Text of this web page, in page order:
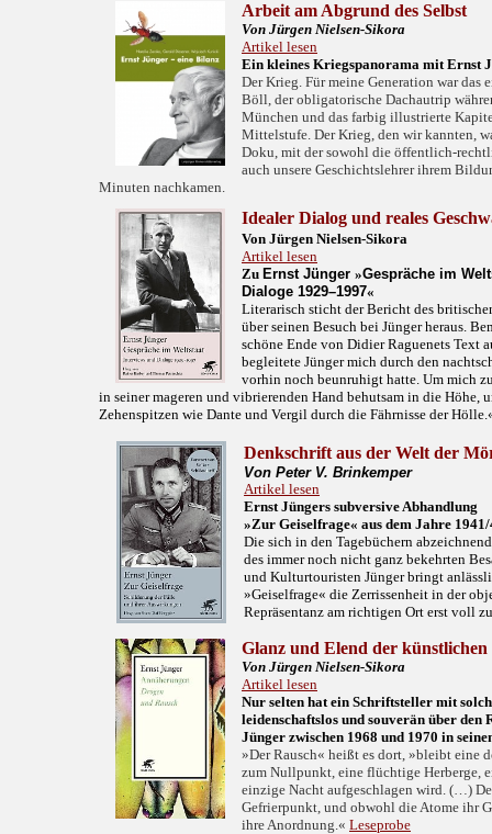
Arbeit am Abgrund des Selbst
Von Jürgen Nielsen-Sikora
Artikel lesen
Ein kleines Kriegspanorama mit Ernst
Der Krieg. Für meine Generation war das
Böll, der obligatorische Dachautrip
München und das farbig illustrierte
Mittelstufe. Der Krieg, den wir kannten,
Doku, mit der sowohl die öffentlich-
auch unsere Geschichtslehrer ihrem
Minuten nachkamen.
Idealer Dialog und reales
Von Jürgen Nielsen-Sikora
Artikel lesen
Zu Ernst Jünger »Gespräche im
Dialoge 1929–1997«
Literarisch sticht der Bericht des
über seinen Besuch bei Jünger heraus.
schöne Ende von Didier Raguenets Text
begleitete Jünger mich durch den
vorhin noch beunruhigt hatte. Um mich
in seiner mageren und vibrierenden Hand behutsam in die Höhe,
Zehenspitzen wie Dante und Vergil durch die Fährnisse der
Denkschrift aus der Welt der
Von Peter V. Brinkemper
Artikel lesen
Ernst Jüngers subversive Abhandlung
»Zur Geiselfrage« aus dem Jahre
Die sich in den Tagebüchern
des immer noch nicht ganz bekehrten
und Kulturtouristen Jünger bringt
»Geiselfrage« die Zerrissenheit in der
Repräsentanz am richtigen Ort erst voll
Glanz und Elend der künstlichen
Von Jürgen Nielsen-Sikora
Artikel lesen
Nur selten hat ein Schriftsteller mit
leidenschaftslos und souverän über den
Jünger zwischen 1968 und 1970 in
»Der Rausch« heißt es dort, »bleibt eine
zum Nullpunkt, eine flüchtige Herberge,
einzige Nacht aufgeschlagen wird. (…)
Gefrierpunkt, und obwohl die Atome ihr
ihre Anordnung.« Leseprobe